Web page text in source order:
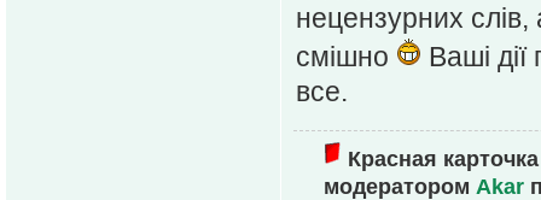
нецензурних
смішно
Ваші
все.
Красная
модератором Akar